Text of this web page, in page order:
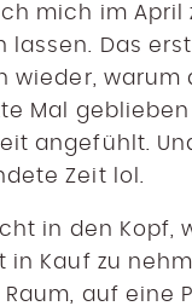
mich im
lassen. Das
wieder, warum
Mal
angefühlt.
Zeit lol.
in den Kopf,
in Kauf zu
auf eine